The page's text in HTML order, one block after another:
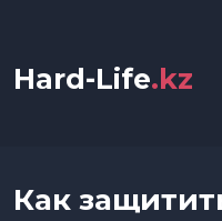
Hard-Life.kz
Как